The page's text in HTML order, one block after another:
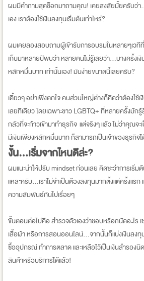
ผมมีคำถามสุดช็อกมาถามคุณ! เคยสงสัยมั้ยครับว่า
เอง เราต้องใช้เงินลงทุนเริ่มต้นเท่าไหร่?
ผมเคยลองสอบถามผู้เข้ารับการอบรมในหลายๆเว
เก็บมาหลายปีพบว่า หลายคนไม่รู้เลยว่า...บางครั้งเ
หลักหมื่นบาท เท่านั้นเอง! มันง่ายขนาดนี้เลยครับ?
เดี๋ยวๆ อย่าเพิ่งตกใจ คนส่วนใหญ่ต่างก็คิดว่าต้องใช้
เลยทีเดียว โดยเฉพาะชาว LGBTQ+ ที่หลายครั้งมั
กลัวที่จะก้าวเข้ามาทำธุรกิจ แต่จริงๆ แล้ว ไม่ว่าคุณจะ
มีเงินเพียงหลักหมื่นบาท ก็สามารถเป็นเจ้าของธุรกิจ
งั้น...เริ่มจากไหนดีล่ะ?
ผมแนะนำให้ปรับ mindset ก่อนเลย คิดซะว่าการเริ่
แหละครับ...เราไม่จำเป็นต้องลงทุนมากตั้งแต่ครั้งแร
ความสัมพันธ์กันไปเรื่อยๆ
ขั้นตอนต่อไปคือ สำรวจตัวเองว่าชอบหรือถนัดอะไร
เสื้อผ้า หรือการสอนออนไลน์...จากนั้นก็แบ่งเงินลง
ซื้ออุปกรณ์ ทำการตลาด และเหลือไว้เป็นเงินสำรอง
สินค้าหรือบริการได้แล้ว!